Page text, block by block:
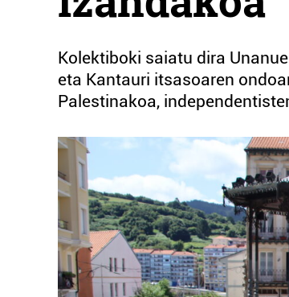
Kolektiboki saiatu dira
eta Kantauri itsasoaren
Palestinakoa,